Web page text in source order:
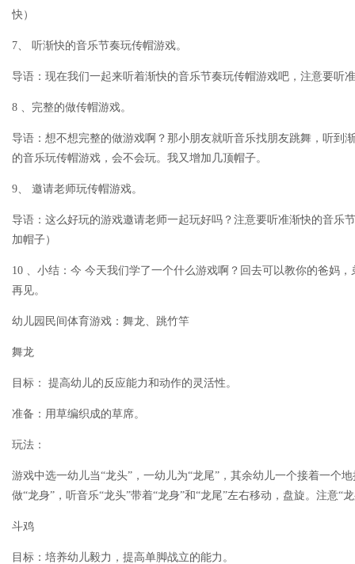
快）
7、 听渐快的音乐节奏玩传帽游戏。
导语：现在我们一起来听着渐快的音乐节奏玩传帽游戏吧，注意要听
8 、完整的做传帽游戏。
导语：想不想完整的做游戏啊？那小朋友就听音乐找朋友跳舞，听到
的音乐玩传帽游戏，会不会玩。我又增加几顶帽子。
9、 邀请老师玩传帽游戏。
导语：这么好玩的游戏邀请老师一起玩好吗？注意要听准渐快的音乐
加帽子）
10 、小结：今 今天我们学了一个什么游戏啊？回去可以教你的爸妈
再见。
幼儿园民间体育游戏：舞龙、跳竹竿
舞龙
目标： 提高幼儿的反应能力和动作的灵活性。
准备：用草编织成的草席。
玩法：
游戏中选一幼儿当“龙头”，一幼儿为“龙尾”，其余幼儿一个接着一个
做“龙身”，听音乐“龙头”带着“龙身”和“龙尾”左右移动，盘旋。注意“
斗鸡
目标：培养幼儿毅力，提高单脚战立的能力。